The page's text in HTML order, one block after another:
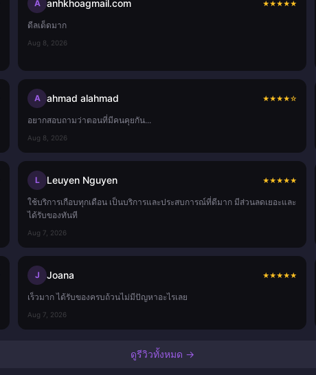
A anhkhoagmail.com ★★★★★
ดีลเด็ดมาก
Aug 8, 2026
A ahmad alahmad ★★★★☆
อยากสอบถามว่าตอนที่มีคนคุยกัน...
Aug 8, 2026
L Leuyen Nguyen ★★★★★
ใช้บริการเกือบทุกเดือน เป็นบริการและประสบการณ์ที่ดีมาก มีส่วนลดเยอะและ
ได้รับของทันที
Aug 7, 2026
J Joana ★★★★★
เร็วมาก ได้รับของครบถ้วนไม่มีปัญหาอะไรเลย
Aug 7, 2026
ดูรีวิวทั้งหมด →